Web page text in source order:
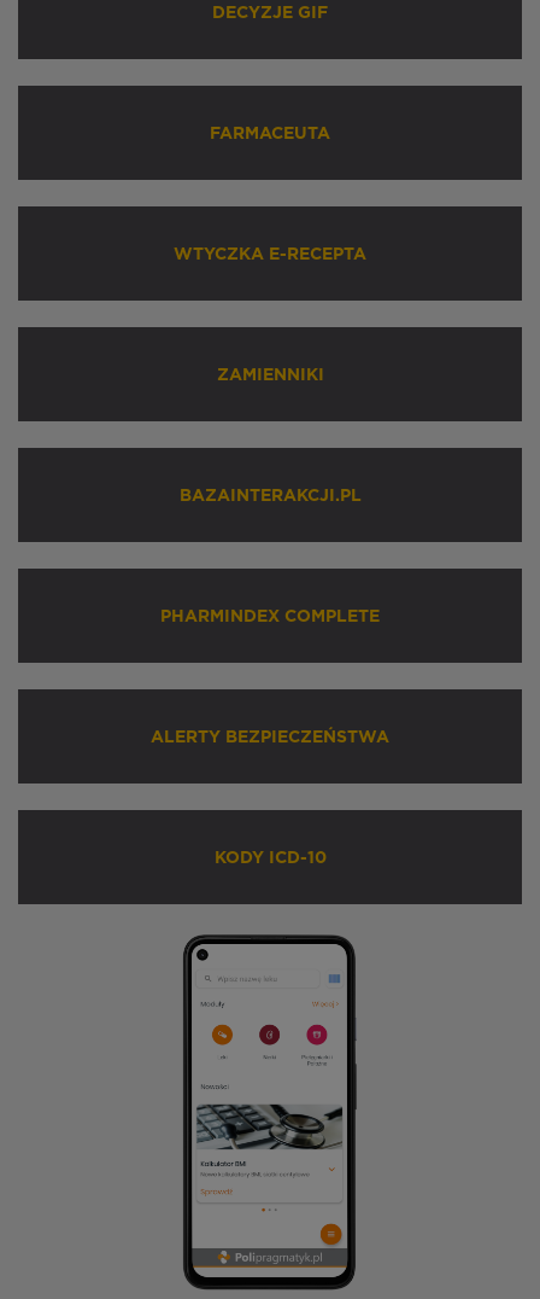
DECYZJE GIF
FARMACEUTA
WTYCZKA E-RECEPTA
ZAMIENNIKI
BAZAINTERAKCJI.PL
PHARMINDEX COMPLETE
ALERTY BEZPIECZEŃSTWA
KODY ICD-10